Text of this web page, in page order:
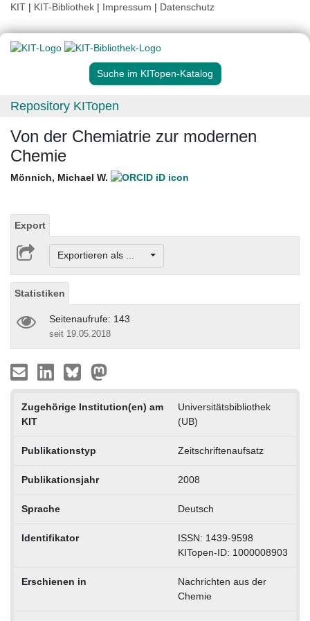
KIT | KIT-Bibliothek | Impressum | Datenschutz
Suche im KITopen-Katalog
Repository KITopen
Von der Chemiatrie zur modernen
Chemie
Mönnich, Michael W.
Export
Exportieren als ...
Statistiken
Seitenaufrufe: 143
seit 19.05.2018
Zugehörige Institution(en) am
KIT
Universitätsbibliothek
(UB)
Publikationstyp Zeitschriftenaufsatz
Publikationsjahr 2008
Sprache Deutsch
Identifikator
ISSN: 1439-9598
KITopen-ID: 1000008903
Erschienen in
Nachrichten aus der
Chemie